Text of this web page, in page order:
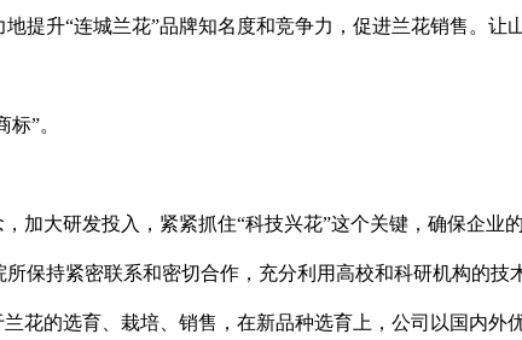
提升“连城兰花”品牌知名度和竞争力，促进兰花销售。让
”。
加大研发投入，紧紧抓住“科技兴花”这个关键，确保企业
保持紧密联系和密切合作，充分利用高校和科研机构的技
花的选育、栽培、销售，在新品种选育上，公司以国内外